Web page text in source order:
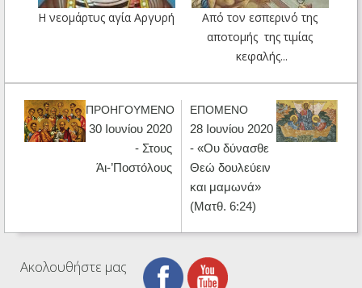
Η νεομάρτυς αγία Αργυρή
Από τον εσπερινό της
αποτομής της τιμίας
κεφαλής...
ΠΡΟΗΓΟΥΜΕΝΟ
30 Ιουνίου 2020
- Στους
Άι-’Ποστόλους
ΕΠΟΜΕΝΟ
28 Ιουνίου 2020
- «Ου δύνασθε
Θεώ δουλεύειν
και μαμωνά»
(Ματθ. 6:24)
Ακολουθήστε μας